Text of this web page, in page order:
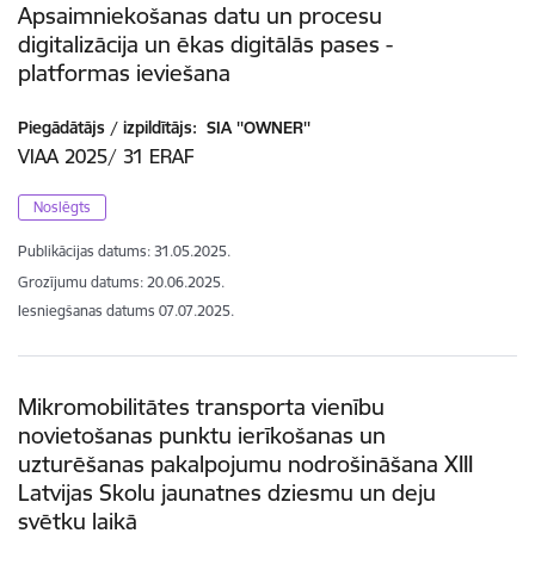
Apsaimniekošanas datu un procesu
digitalizācija un ēkas digitālās pases -
platformas ieviešana
Piegādātājs / izpildītājs: SIA ''OWNER''
VIAA 2025/ 31 ERAF
Noslēgts
Publikācijas datums: 31.05.2025.
Grozījumu datums: 20.06.2025.
Iesniegšanas datums 07.07.2025.
Mikromobilitātes transporta vienību
novietošanas punktu ierīkošanas un
uzturēšanas pakalpojumu nodrošināšana XIII
Latvijas Skolu jaunatnes dziesmu un deju
svētku laikā